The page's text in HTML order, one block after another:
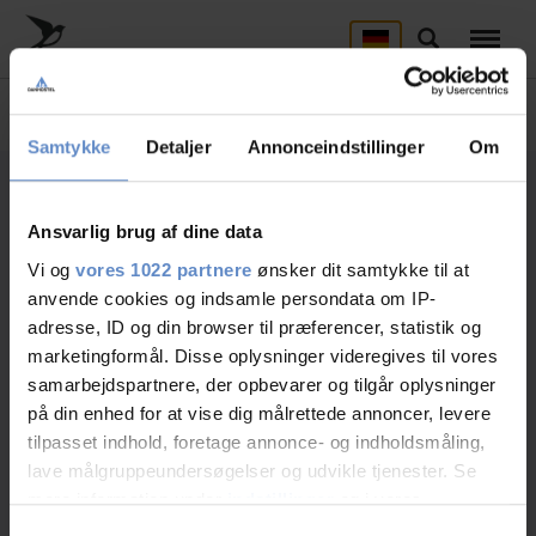
Samtykke Detaljer Annonceindstillinger Om
Ansvarlig brug af dine data
Vi og vores 1022 partnere ønsker dit samtykke til at
anvende cookies og indsamle persondata om IP-
adresse, ID og din browser til præferencer, statistik og
marketingformål. Disse oplysninger videregives til vores
samarbejdspartnere, der opbevarer og tilgår oplysninger
på din enhed for at vise dig målrettede annoncer, levere
tilpasset indhold, foretage annonce- og indholdsmåling,
lave målgruppeundersøgelser og udvikle tjenester. Se
mere information underindstillingerog i vores
main
Suche
ART DES AUFENTHALTES WÄHLEN
UNTERKUNFT
Hier finden Sie alle Danhostels
GRUPPEN
1 Wählen Reiseverlauf
Verfügbare Zimmer für Danhostel
Copenhagen City